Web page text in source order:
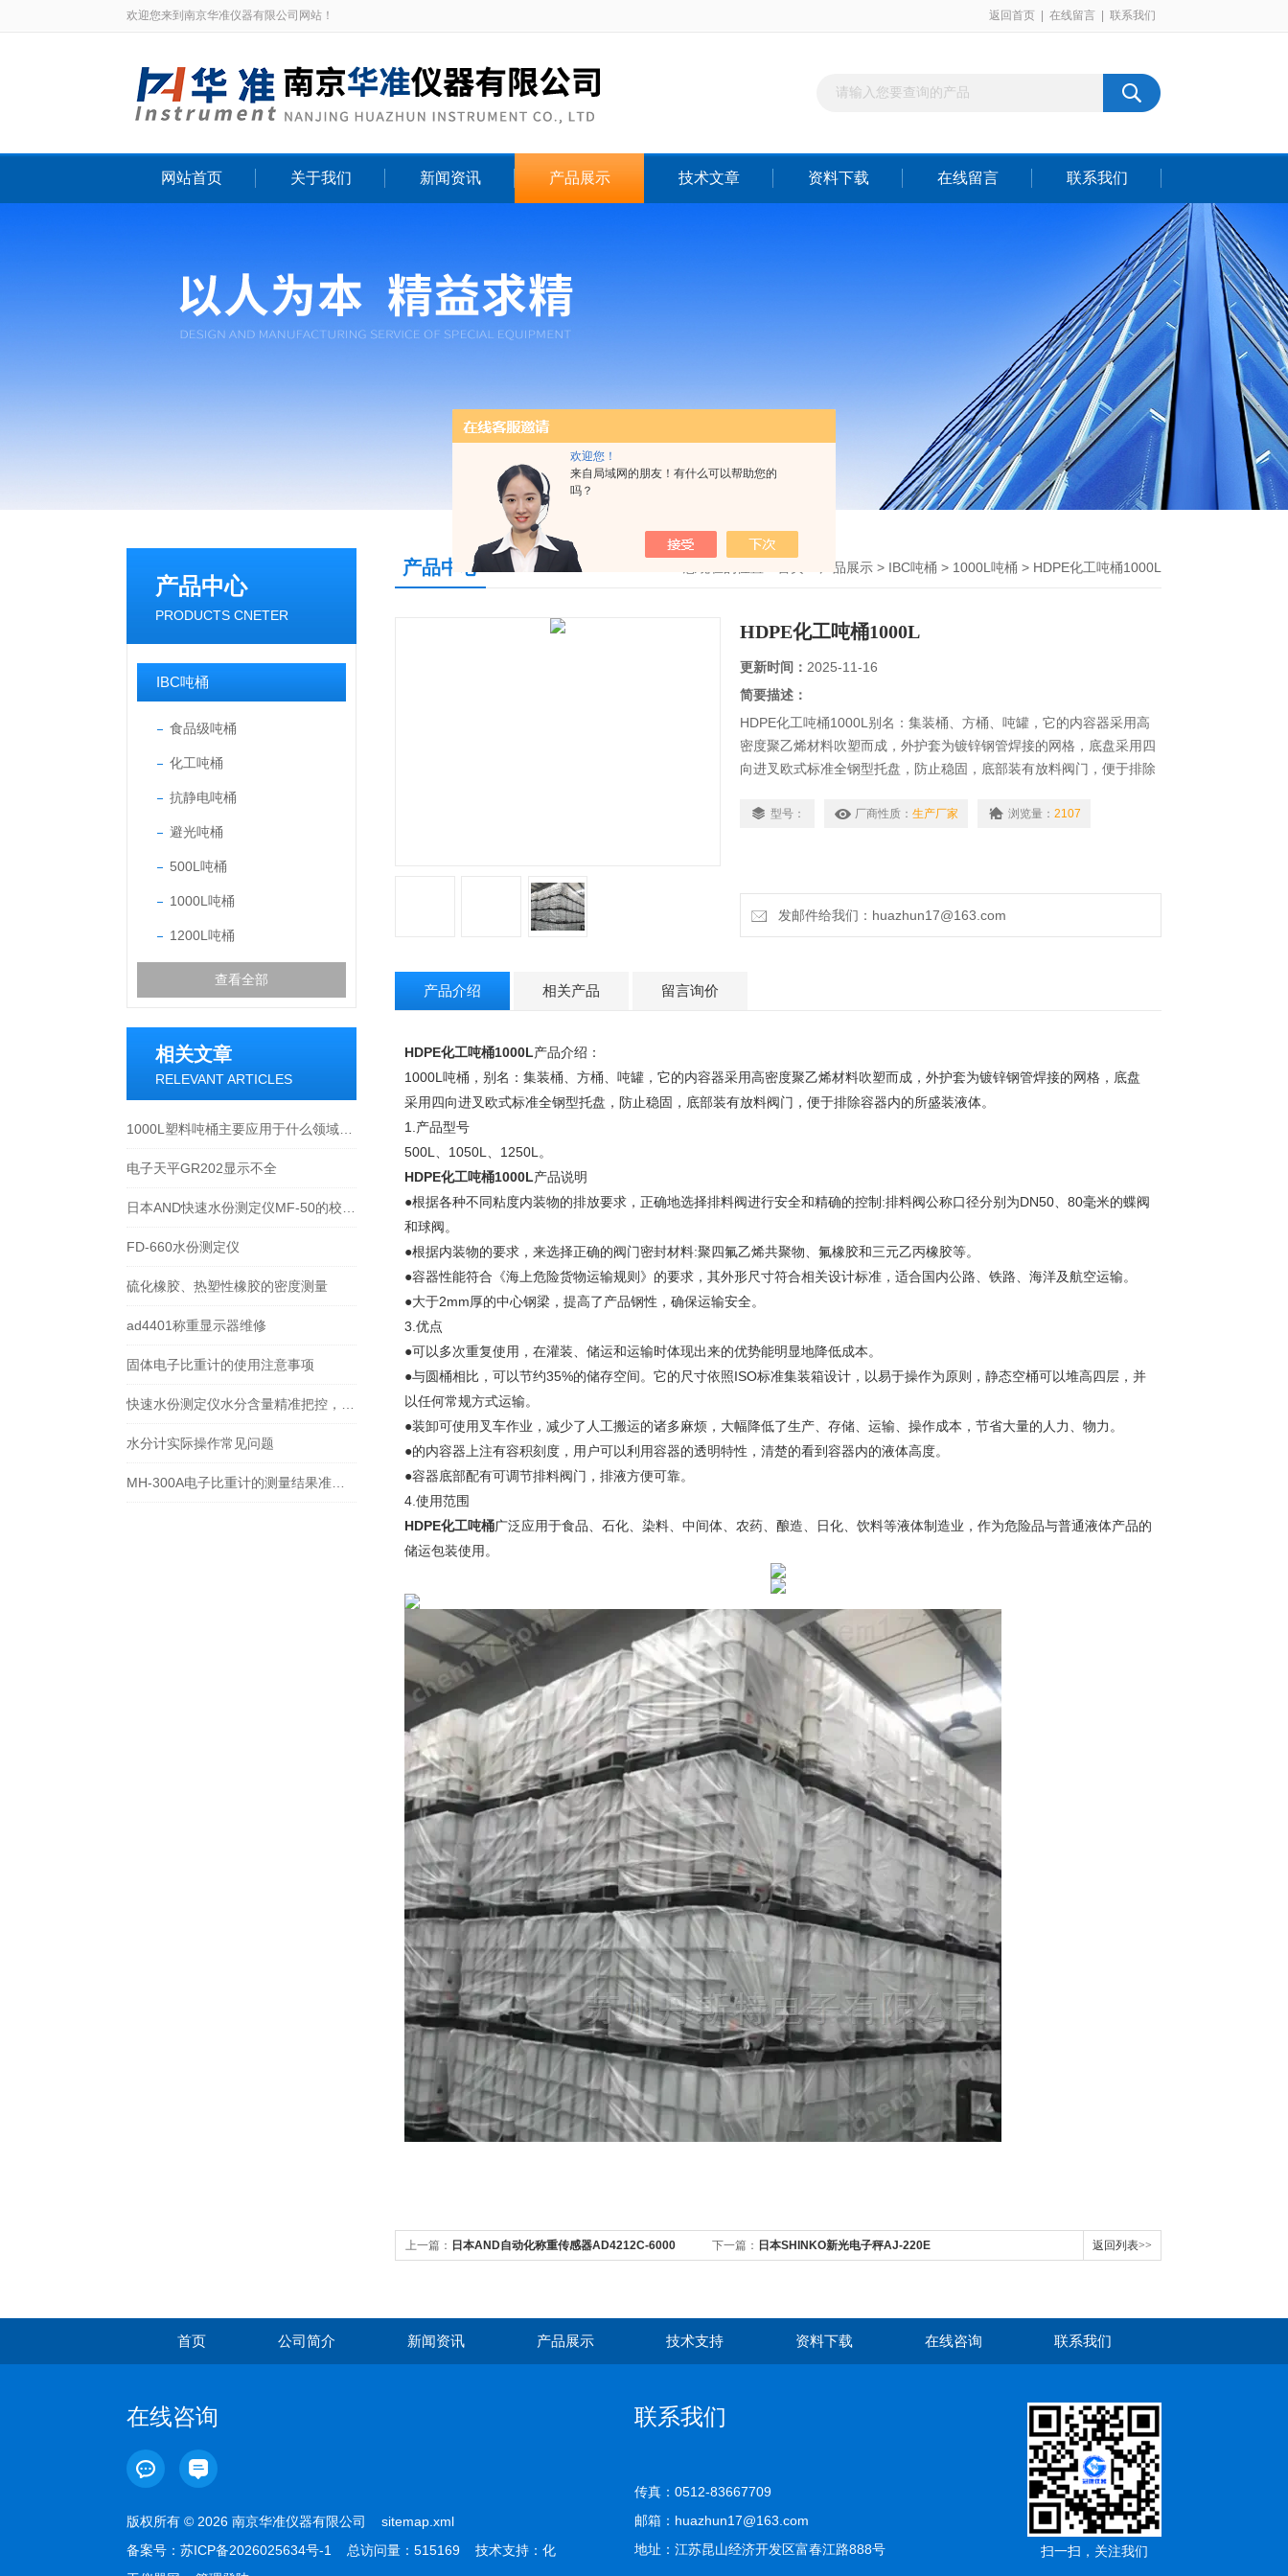
欢迎您！
来自局域网的朋友！有什么可以帮助您的
吗？
欢迎您来到南京华准仪器有限公司网站！ 返回首页 在线留言 联系我们
网站首页 关于我们 新闻资讯 产品展示 技术文章 资料下载 在线留言 联系我们
产品中心
PRODUCTS CNETER
IBC吨桶
食品级吨桶
化工吨桶
抗静电吨桶
避光吨桶
500L吨桶
1000L吨桶
1200L吨桶
查看全部
相关文章
RELEVANT ARTICLES
电子天平GR202显示不全
FD-660水份测定仪
硫化橡胶、热塑性橡胶的密度测量
ad4401称重显示器维修
固体电子比重计的使用注意事项
水分计实际操作常见问题
产品中心 产品展示 > IBC吨桶 > 1000L吨桶 > HDPE化工吨桶1000L
HDPE化工吨桶1000L
更新时间： 2025-11-16
简要描述：
HDPE化工吨桶1000L别名：集装桶、方桶、吨罐，它的内容器采用高
密度聚乙烯材料吹塑而成，外护套为镀锌钢管焊接的网格，底盘采用四
向进叉欧式标准全钢型托盘，防止稳固，底部装有放料阀门，便于排除
型号： 厂商性质： 生产厂家 浏览量： 2107
发邮件给我们：huazhun17@163.com
产品介绍 相关产品 留言询价
HDPE化工吨桶1000L产品介绍：
1000L吨桶，别名：集装桶、方桶、吨罐，它的内容器采用高密度聚乙烯材料吹塑而成，外护套为镀锌钢管焊接的网格，底盘
采用四向进叉欧式标准全钢型托盘，防止稳固，底部装有放料阀门，便于排除容器内的所盛装液体。
1.产品型号
500L、1050L、1250L。
HDPE化工吨桶1000L产品说明
●根据各种不同粘度内装物的排放要求，正确地选择排料阀进行安全和精确的控制:排料阀公称口径分别为DN50、80毫米的蝶阀
和球阀。
●根据内装物的要求，来选择正确的阀门密封材料:聚四氟乙烯共聚物、氟橡胶和三元乙丙橡胶等。
●容器性能符合《海上危险货物运输规则》的要求，其外形尺寸符合相关设计标准，适合国内公路、铁路、海洋及航空运输。
●大于2mm厚的中心钢梁，提高了产品钢性，确保运输安全。
3.优点
●可以多次重复使用，在灌装、储运和运输时体现出来的优势能明显地降低成本。
●与圆桶相比，可以节约35%的储存空间。它的尺寸依照ISO标准集装箱设计，以易于操作为原则，静态空桶可以堆高四层，并
以任何常规方式运输。
●装卸可使用叉车作业，减少了人工搬运的诸多麻烦，大幅降低了生产、存储、运输、操作成本，节省大量的人力、物力。
●的内容器上注有容积刻度，用户可以利用容器的透明特性，清楚的看到容器内的液体高度。
●容器底部配有可调节排料阀门，排液方便可靠。
4.使用范围
HDPE化工吨桶广泛应用于食品、石化、染料、中间体、农药、酿造、日化、饮料等液体制造业，作为危险品与普通液体产品的
储运包装使用。
上一篇： 日本AND自动化称重传感器AD4212C-6000 下一篇： 日本SHINKO新光电子秤AJ-220E 返回列表>>
首页 公司简介 新闻资讯 产品展示 技术支持 资料下载 在线咨询 联系我们
在线咨询
版权所有 © 2026 南京华准仪器有限公司 sitemap.xml
备案号： 苏ICP备2026025634号-1 总访问量：515169 技术支持： 化
联系我们
传真：0512-83667709
邮箱：huazhun17@163.com
地址：江苏昆山经济开发区富春江路888号
扫一扫，关注我们